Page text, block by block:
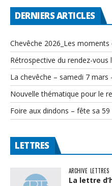
DERNIERS ARTICLES
Chevêche 2026_Les
Rétrospective du rendez-vous
La chevêche – samedi 7
Nouvelle thématique pour le
Foire aux dindons – fête sa
LETTRES
ARCHIVE LETTRES
La lettre